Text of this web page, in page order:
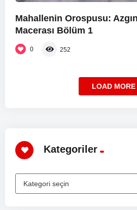
Mahallenin Orospusu:
Macerası Bölüm 1
0 252
LOAD MORE
Kategoriler